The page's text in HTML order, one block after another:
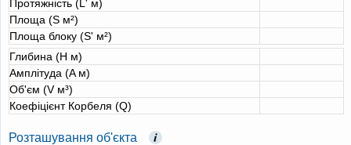
Протяжність (L' м)
Площа (S м²)
Площа блоку (S' м²)
Глибина (H м)
Амплітуда (A м)
Об'єм (V м³)
Коефіцієнт Корбеля (Q)
Розташування об'єкта